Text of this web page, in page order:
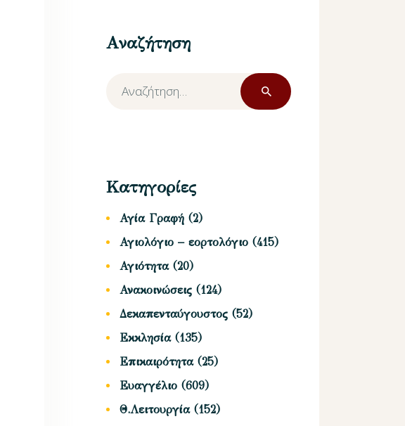
Αναζήτηση
Αναζήτηση
για:
Κατηγορίες
Αγία Γραφή (2)
Αγιολόγιο – εορτολόγιο (415)
Αγιότητα(20)
Ανακοινώσεις (124)
Δεκαπενταύγουστος (52)
Εκκλησία(135)
Επικαιρότητα(25)
Ευαγγέλιο (609)
Θ.Λειτουργία(152)